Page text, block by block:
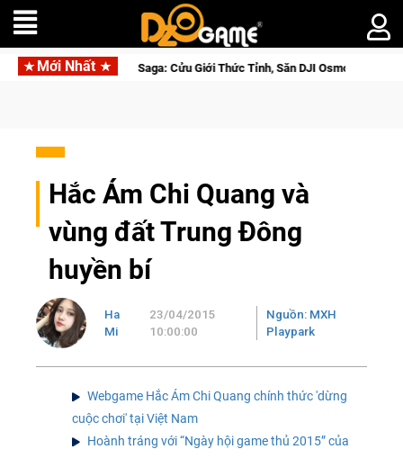
Mới Nhất
Norse Saga: Cửu Giới Thức Tỉnh, Săn DJI Osmo Pocket 3 Ngay Hôm Nay
Hắc Ám Chi Quang và
vùng đất Trung Đông
huyền bí
Ha
Mi
23/04/2015
10:00:00
Nguồn: MXH
Playpark
Webgame Hắc Ám Chi Quang chính thức 'dừng
cuộc chơi' tại Việt Nam
Hoành tráng với “Ngày hội game thủ 2015” của